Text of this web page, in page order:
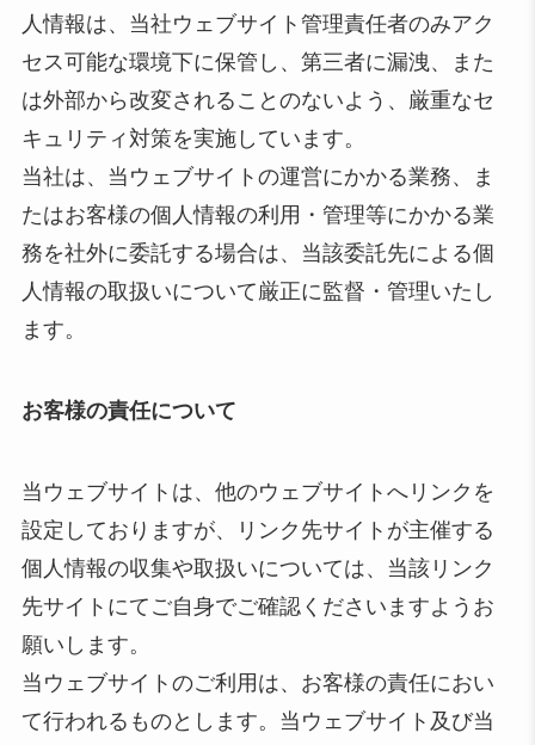
人情報は、当社ウェブサイト管理責任者のみアク
セス可能な環境下に保管し、第三者に漏洩、また
は外部から改変されることのないよう、厳重なセ
キュリティ対策を実施しています。
当社は、当ウェブサイトの運営にかかる業務、ま
たはお客様の個人情報の利用・管理等にかかる業
務を社外に委託する場合は、当該委託先による個
人情報の取扱いについて厳正に監督・管理いたし
ます。
お客様の責任について
当ウェブサイトは、他のウェブサイトへリンクを
設定しておりますが、リンク先サイトが主催する
個人情報の収集や取扱いについては、当該リンク
先サイトにてご自身でご確認くださいますようお
願いします。
当ウェブサイトのご利用は、お客様の責任におい
て行われるものとします。当ウェブサイト及び当